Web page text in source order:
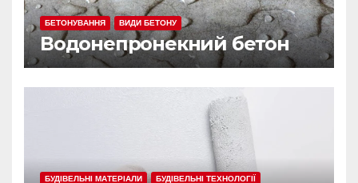
БЕТОНУВАННЯ ВИДИ БЕТОНУ
Водонепронекний бетон
БУДІВЕЛЬНІ МАТЕРІАЛИ БУДІВЕЛЬНІ ТЕХНОЛОГІЇ